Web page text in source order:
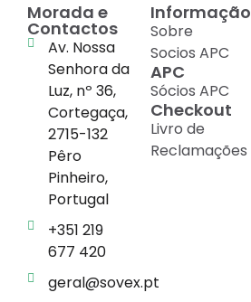
Morada e
Contactos
Av. Nossa
Senhora da
Luz, nº 36,
Cortegaça,
2715-132
Pêro
Pinheiro,
Portugal
+351 219
677 420
geral@sovex.pt
Informação
Sobre
Socios APC
APC
Sócios APC
Checkout
Livro de
Reclamações